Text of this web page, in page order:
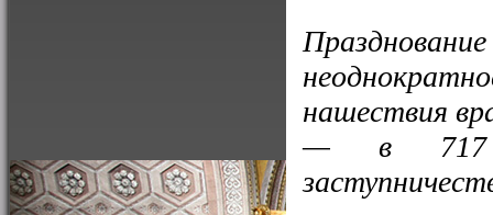
нашествия
— в 717